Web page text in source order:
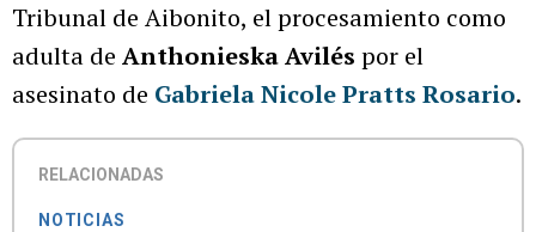
Tribunal de Aibonito, el procesamiento como
adulta de Anthonieska Avilés por el
asesinato de Gabriela Nicole Pratts Rosario.
RELACIONADAS
NOTICIAS